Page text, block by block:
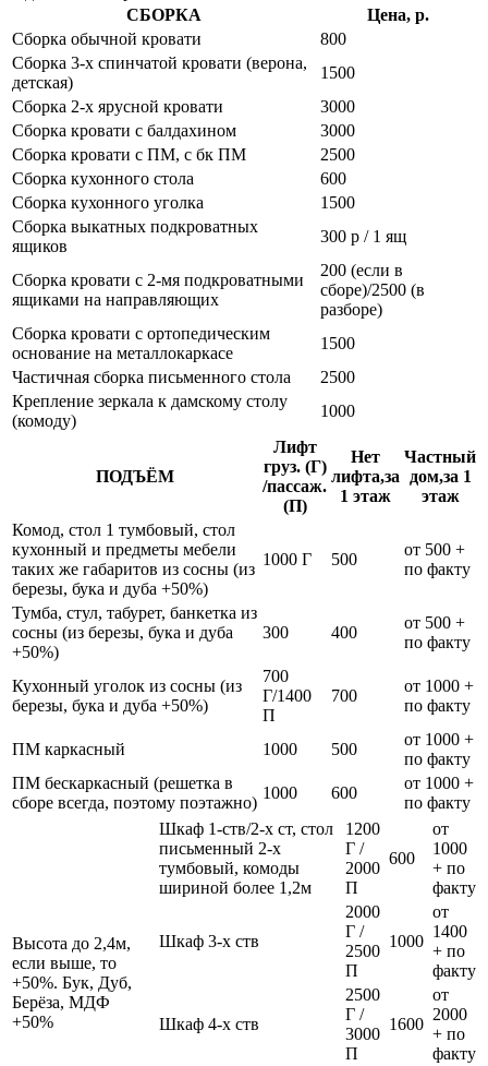
СБОРКА
Цена, р.
Сборка обычной кровати
800
Сборка 3-х спинчатой кровати (верона,
детская)
1500
Сборка 2-х ярусной кровати
3000
Сборка кровати с балдахином
3000
Сборка кровати с ПМ, с бк ПМ
2500
Сборка кухонного стола
600
Сборка кухонного уголка
1500
Сборка выкатных подкроватных
ящиков
300 р / 1 ящ
Сборка кровати с 2-мя подкроватными
ящиками на направляющих
200 (если в
сборе)/2500 (в
разборе)
Сборка кровати с ортопедическим
основание на металлокаркасе
1500
Частичная сборка письменного стола
2500
Крепление зеркала к дамскому столу
(комоду)
1000
ПОДЪЁМ
Лифт
груз. (Г)
/пассаж.
(П)
Нет
лифта,за
1 этаж
Частный
дом,за 1
этаж
Комод, стол 1 тумбовый, стол
кухонный и предметы мебели
таких же габаритов из сосны (из
березы, бука и дуба +50%)
1000 Г 500
от 500 +
по факту
Тумба, стул, табурет, банкетка из
сосны (из березы, бука и дуба
+50%)
300 400
от 500 +
по факту
Кухонный уголок из сосны (из
березы, бука и дуба +50%)
700
Г/1400
П
700
от 1000 +
по факту
ПМ каркасный 1000 500
от 1000 +
по факту
ПМ бескаркасный (решетка в
сборе всегда, поэтому поэтажно)
1000 600
от 1000 +
по факту
Высота до 2,4м,
если выше, то
+50%. Бук, Дуб,
Берёза, МДФ
+50%
Шкаф 1-ств/2-х ст, стол
письменный 2-х
тумбовый, комоды
шириной более 1,2м
1200
Г /
2000
П
600
от
1000
+ по
факту
Шкаф 3-х ств
2000
Г /
2500
П
1000
от
1400
+ по
факту
Шкаф 4-х ств
2500
Г /
3000
П
1600
от
2000
+ по
факту